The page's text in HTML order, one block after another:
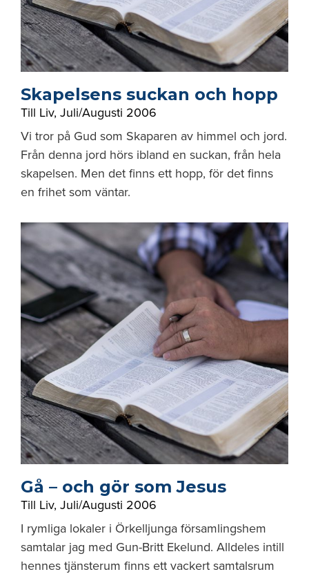
Skapelsens suckan och hopp
Till Liv, Juli/Augusti 2006
Vi tror på Gud som Skaparen av himmel och jord.
Från denna jord hörs ibland en suckan, från hela
skapelsen. Men det finns ett hopp, för det finns
en frihet som väntar.
Gå – och gör som Jesus
Till Liv, Juli/Augusti 2006
I rymliga lokaler i Örkelljunga församlingshem
samtalar jag med Gun-Britt Ekelund. Alldeles intill
hennes tjänsterum finns ett vackert samtalsrum